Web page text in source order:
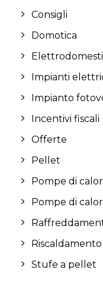
Consigli
Domotica
Impianti
Impianto
Incentivi fiscali
Offerte
Pellet
Pompe di
Pompe di
Riscaldamento
Stufe a pellet